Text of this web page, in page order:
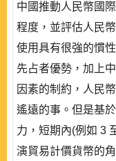
中國推動人民幣國
程度，並評估人民
使用具有很強的慣
先占者優勢，加上
因素的制約，人民
遙遠的事。但是基
力，短期內(例如 3
演貿易計價貨幣的